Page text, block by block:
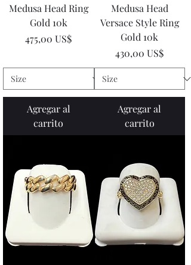
Medusa Head Ring
Gold 10k
Precio
475,00 US$
Agregar al
carrito
Medusa Head
Versace Style Ring
Gold 10k
Precio
430,00 US$
Agregar al
carrito